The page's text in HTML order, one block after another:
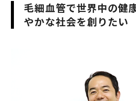
毛細血管で世界中の健
やかな社会を創りたい